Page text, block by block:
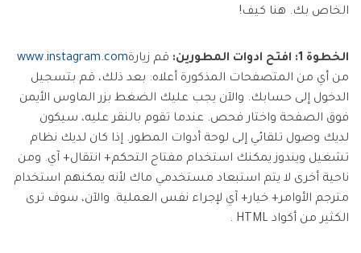
الخاص بك. هنا كيف!
الخطوة 1: افتح ادوات المطورين: قم زيارةwww.instagram.com
من أي من المتصفحات المذكورة أعلاه. بعد ذلك، قم بتسجيل
الدخول إلى حسابك. والآن يجب عليك الضغط بزر الماوس الأيمن
فوق الصفحة واختار فحص. عندما تقوم بالنقر عليه، سيكون
لديك وصول تلقائي إلى لوحة أدوات المطور. إذا كان لديك نظام
تشغيل ويندوز يمكنك استخدام مفتاح التحكم+ انتقال+ آي. ومن
ناحية أخرى لا يتم استبعاد مستخدمي ماك لأنه يمكنهم استخدام
مترجم الأوامر+ خيار+ آي لإجراء نفس العملية. والآن، سوف ترى
الكثير من أكواد HTML .